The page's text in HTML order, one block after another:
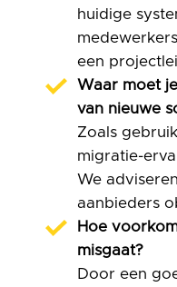
huidige
een
Waar moet
van nieuwe
Zoals
migratie-
We
aanbieders
Hoe
misgaat?
Door een